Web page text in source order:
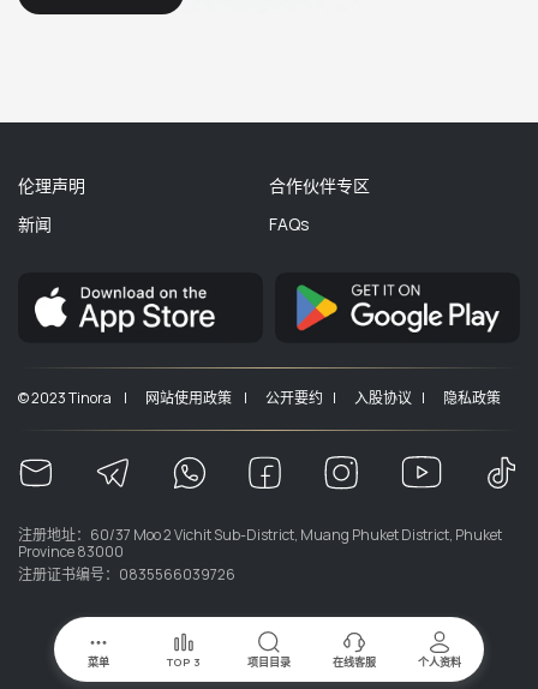
菜单 TOP 3 项目目录 在线客服 个人资料
伦理声明
新闻
合作伙伴专区
FAQs
© 2023 Tinora | 网站使用政策 | 公开要约 | 入股协议 | 隐私政策
注册地址：60/37 Moo 2 Vichit Sub-District, Muang Phuket District, Phuket
Province 83000
注册证书编号：0835566039726